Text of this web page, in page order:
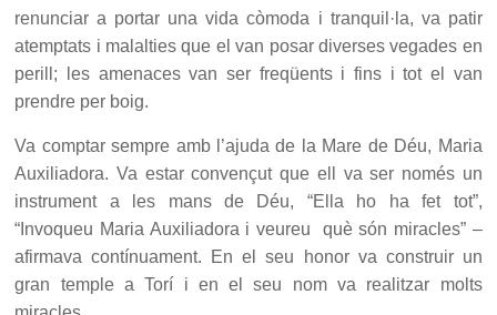
renunciar a portar una vida còmoda i tranquil·la, va patir
atemptats i malalties que el van posar diverses vegades en
perill; les amenaces van ser freqüents i fins i tot el van
prendre per boig.
Va comptar sempre amb l’ajuda de la Mare de Déu, Maria
Auxiliadora. Va estar convençut que ell va ser només un
instrument a les mans de Déu, “Ella ho ha fet tot”,
“Invoqueu Maria Auxiliadora i veureu què són miracles” –
afirmava contínuament. En el seu honor va construir un
gran temple a Torí i en el seu nom va realitzar molts